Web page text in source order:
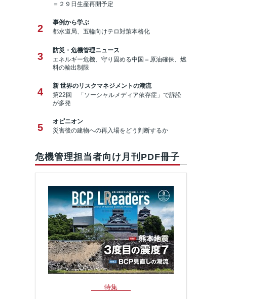
＝２９日生産再開予定
2
事例から学ぶ
都水道局、五輪向けテロ対策本格化
3
防災・危機管理ニュース
エネルギー危機、守り固める中国＝原油確保、燃
料の輸出制限
4
新 世界のリスクマネジメントの潮流
第22回 「ソーシャルメディア依存症」で訴訟
が多発
5
オピニオン
災害後の建物への再入場をどう判断するか
危機管理担当者向け月刊PDF冊子
特集